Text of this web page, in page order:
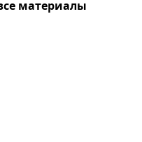
материалы